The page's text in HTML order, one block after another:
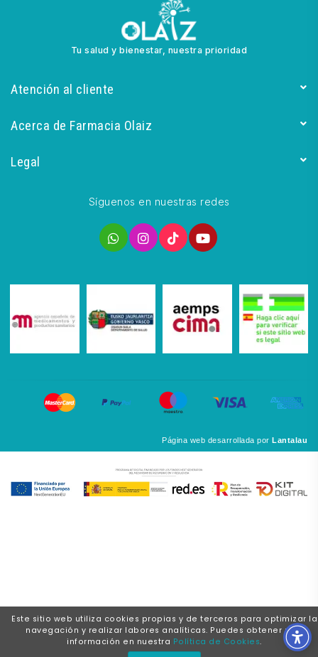
Tu salud y bienestar, nuestra prioridad
Atención al cliente
Acerca de Farmacia Olaiz
Legal
Síguenos en nuestras redes
Página web desarrollada por Lantalau
Este sitio web utiliza cookies propias y de terceros para optimizar la
navegación y realizar labores analíticas. Puedes obtener más
información en nuestra Política de Cookies.